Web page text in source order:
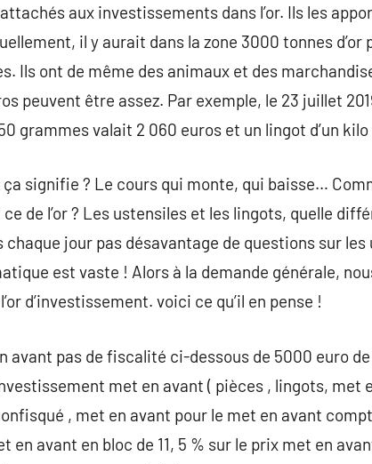
aux investissements dans l’or. Ils les
il y aurait dans la zone 3000 tonnes d’or
Ils ont de même des animaux et des
peuvent être assez. Par exemple, le 23 juillet
grammes valait 2 060 euros et un lingot d’un kilo
ça signifie ? Le cours qui monte, qui baisse…
ce de l’or ? Les ustensiles et les lingots, quelle
chaque jour pas désavantage de questions sur
est vaste ! Alors à la demande générale,
d’investissement. voici ce qu’il en pense !
avant pas de fiscalité ci-dessous de 5000 euro
met en avant ( pièces , lingots, met
, met en avant pour le met en avant
avant en bloc de 11, 5 % sur le prix met en